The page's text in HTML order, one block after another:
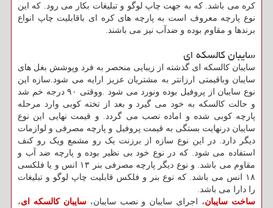
کره می باشد. که به جهت چاپ لوگو و تبلیغات بکار می رود. که این
نوع پارچه معروف است به پارچه های کره ای باقابلیت چاپ انواع
برندها و مقاوم بوده و ضدآب نیز می باشند.
سایبان کالسکه ای
سایبان کالسکه ای گذشته از زیبایی منحصر به فرد وپوشش بغل های
سایبان وباقیمتی ارزانتر به مشتریان عزیز ارایه می شود.سازه این
نوع سایبان از پروفیل بوده ونورد می شود .ووقتی ۹۰ درجه خم شد
و حالت کالسکه به خود می گیرد و بعد از تخته کوبی وارد مرحله
پارچه کوبی شده و اماده نصب می گردد. و قیمت نهایی این نوع
سایبان درنهایت بستگی به قیمت پروفیل و پارچه مصرفی و لوازمات
دیگر دارد. در این نوع سازه از برزنت یک رو مشمع ویک رو کنف
استفاده می شود. که در نوع خود بی نظیر بوده و پارچه ضد آب و
مقاوم می باشد. و نوع دیگر پارچه مصرفی بنر ۱۳ انس و یا فلکسی
۱۸ انس می باشد. که نوع بنر و فلکس قابلیت چاپ لوگو و تبلیغات
را دارا می باشد.
ساخت سایبان، اجرای سایبان و نصب سایبان،سایبان کالسکه ای،